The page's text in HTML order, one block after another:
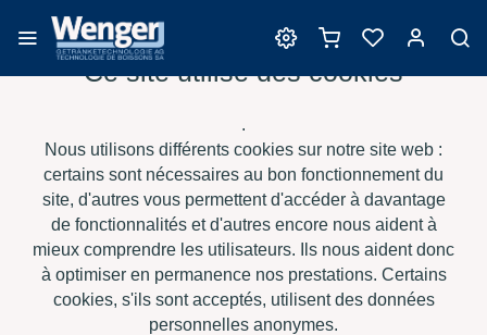
HOME › E-SHOP › VIN › ENZYMES › TRENOLIN FLOT PLUS,
LIQUIDE À 1 KG
Ce site utilise des cookies
.
Nous utilisons différents cookies sur notre site web :
certains sont nécessaires au bon fonctionnement du
site, d'autres vous permettent d'accéder à davantage
de fonctionnalités et d'autres encore nous aident à
mieux comprendre les utilisateurs. Ils nous aident donc
à optimiser en permanence nos prestations. Certains
cookies, s'ils sont acceptés, utilisent des données
personnelles anonymes.